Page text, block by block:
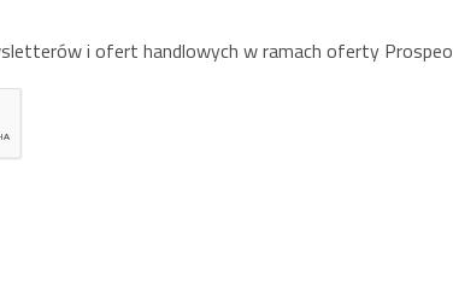
i ofert handlowych w ramach oferty Prospeo